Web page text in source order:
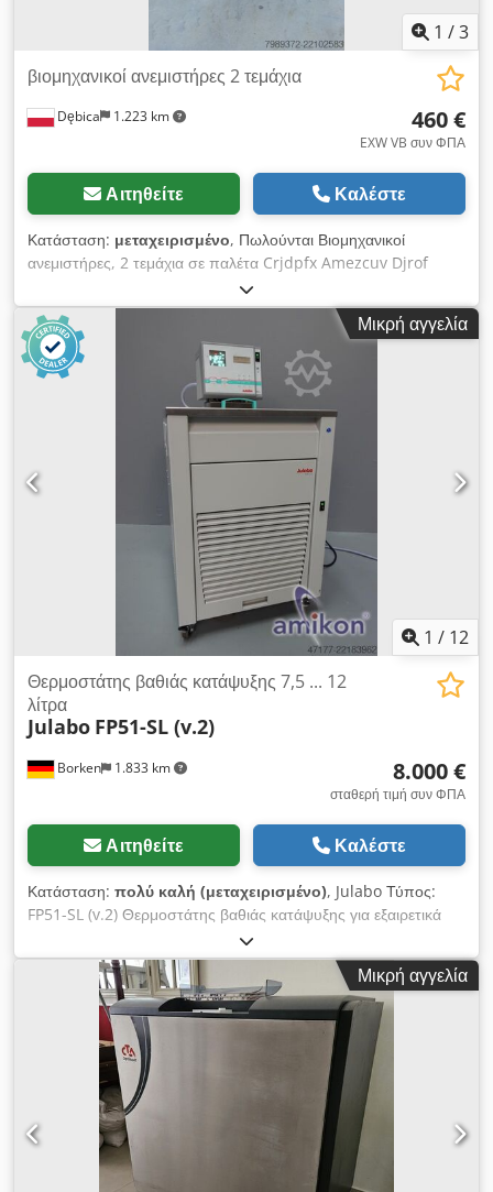
1 /3
Dębica 1.223 km
βιομηχανικοί ανεμιστήρες 2 τεμάχια
460 €
EXW VB συν ΦΠΑ
Αιτηθείτε Καλέστε
Κατάσταση: μεταχειρισμένο, Πωλούνται Βιομηχανικοί
ανεμιστήρες, 2 τεμάχια σε παλέτα Crjdpfx Amezcuv Djrof
Διαστάσεις: ύψος 60 cm, διάμετρος 80 cm, με φλάντζα 90 cm
Καθαρή τιμή: 460 ευρώ και για τα δύο
Μικρή αγγελία
1 / 12
Borken 1.833 km
Θερμοστάτης βαθιάς κατάψυξης 7,5 ... 12
λίτρα
Julabo FP51-SL (v.2)
8.000 €
σταθερή τιμή συν ΦΠΑ
Αιτηθείτε Καλέστε
Κατάσταση: πολύ καλή (μεταχειρισμένο), Julabo Τύπος:
FP51-SL (v.2) Θερμοστάτης βαθιάς κατάψυξης για εξαιρετικά
χαμηλές θερμοκρασίες κάτω από -50°C με δεξαμενή για
εσωτερική και εξωτερική θερμορύθμιση. Οι θερμοστάτες βαθιάς
κατάψυξης της σειράς HighTech με τους θερμοστάτες HL και
SL είναι εξοπλισμένοι με ισχυρές αντλίες πίεσης και
αναρρόφησης. Οι συσκευές προσφέρουν το πλήρες φάσμα
λειτουργιών της επαγγελματικής σειράς θερμοστατών
HighTech. Τεχνικά χαρακτηριστικά για FP51-SL Διαστάσεις και
Όγκος Διαστάσεις (Π × Β × Υ): 46 x 55 x 89 cm Όγκος
πλήρωσης: 7.5 ... 12 l Βάρος: 90 kg Σπείρωμα σύνδεσης
αντλίας: M16x1 εξωτερικό σπείρωμα Θερμοκρασιακά στοιχεία:
Εύρος θερμοκρασίας λειτουργίας: -51 ... +200°C Σταθερότητα
Μικρή αγγελία